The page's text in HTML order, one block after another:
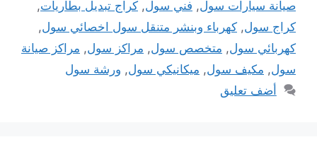
صيانة سيارات سول, فني سول, كراج تبديل بطاريات,
كراج سول, كهرباء وبنشر متنقل سول اخصائي سول,
كهربائي سول, متخصص سول, مراكز سول, مراكز صيانة
سول, مكيف سول, ميكانيكي سول, ورشة سول
أضف تعليق